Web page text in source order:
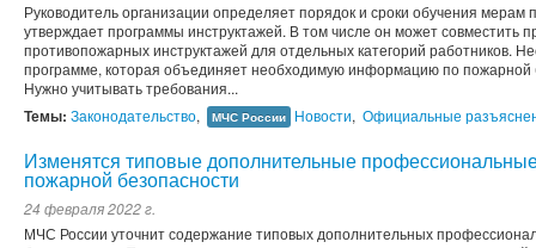
Руководитель организации определяет порядок и сроки обучения мерам
утверждает программы инструктажей. В том числе он может совместить
противопожарных инструктажей для отдельных категорий работников.
программе, которая объединяет необходимую информацию по
Нужно учитывать требования...
Темы: Законодательство, МЧС России Новости, Официальные
Изменятся типовые дополнительные
пожарной безопасности
24 февраля 2022 г.
МЧС России уточнит содержание типовых дополнительных